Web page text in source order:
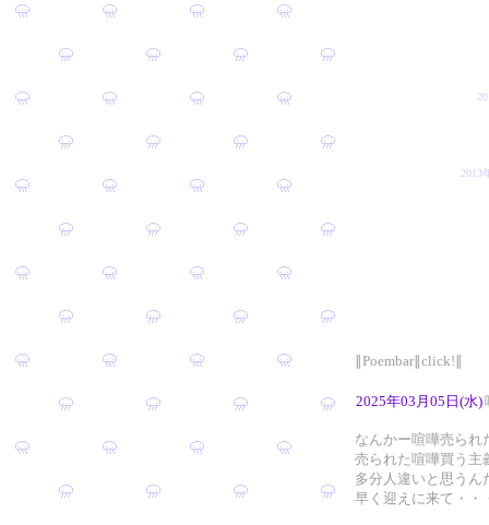
2013
∥Poembar∥click!∥
2025年03月05日(水)
なんかー喧嘩売られ
売られた喧嘩買う主
多分人違いと思うん
早く迎えに来て・・